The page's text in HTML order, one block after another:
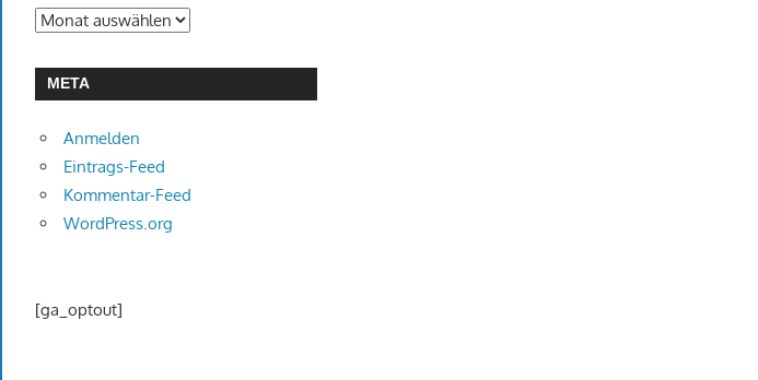
Archiv
META
Anmelden
Eintrags-Feed
Kommentar-Feed
WordPress.org
[ga_optout]